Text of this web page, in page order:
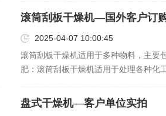
滚筒刮板干燥机—国外客户订
货！
2025-04-07 10:00:45
滚筒刮板干燥机适用于多种物料，主要
肥‌：滚筒刮板干燥机适用于处理各种化
业中，滚筒刮板干燥机被用于各种糊状
盘式干燥机—客户单位实拍